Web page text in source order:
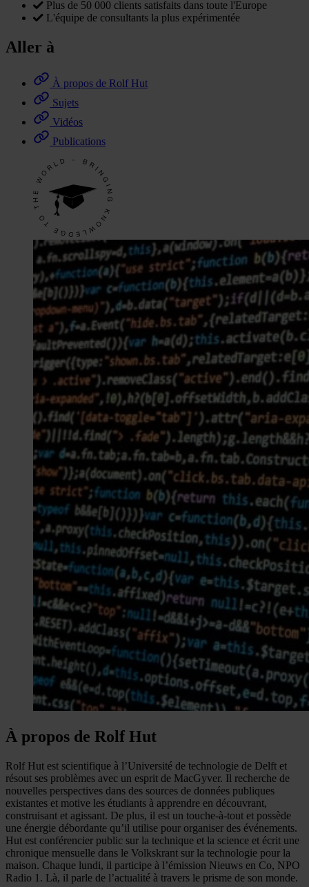
Plus de 50 000 clients satisfaits dans toute l'Europe
L'équipe de consultants la plus expérimentée
Aller à
À propos de Rolf Hut
Sujets
Vidéos
Publications
À propos de Rolf Hut
Rolf Hut est scientifique à l’Université de technologie de Delft et
résout ses problèmes avec un esprit de MacGyver. Il recherche de
nouvelles perspectives dans des sources de données publiques
existantes et motive les étudiants à apprendre en découvrant,
construisant et agissant. De plus, il est un touche-à-tout et possède
une énergie débordante qu’il utilise pour organiser des événements.
Hut est conférencier public sur la technique et la science et écrit une
chronique mensuelle dans le Volkskrant sur la technologie pour la
maison. Chaque lundi, il participe à l’émission Nieuws en Co, NPO
Radio 1. Là, il parle de l’actualité à travers le prisme de son monde.